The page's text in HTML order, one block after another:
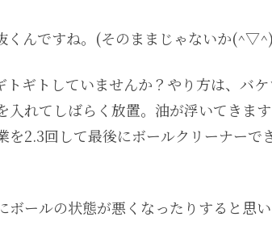
くんですね。(そのままじゃないか
ギトしていませんか？やり方は、バ
れてしばらく放置。油が浮いてきま
を2.3回して最後にボールクリーナーで
ールの状態が悪くなったりすると思い